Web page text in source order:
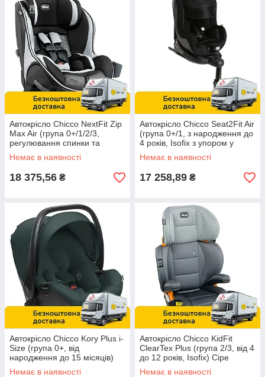
Автокрісло Chicco NextFit Zip
Max Air (група 0+/1/2/3,
регулювання спинки та
підголівника) Чорне
Немає в наявності
18 375,56 ₴
Автокрісло Chicco Seat2Fit Air
(група 0+/1, з народження до
4 років, Isofix з упором у
підлогу, поворот 360°) Чорне
Немає в наявності
17 258,89 ₴
Автокрісло Chicco Kory Plus i-
Size (група 0+, від
народження до 15 місяців)
Зелене
Немає в наявності
Автокрісло Chicco KidFit
ClearTex Plus (група 2/3, від 4
до 12 років, Isofix) Сіре
Немає в наявності